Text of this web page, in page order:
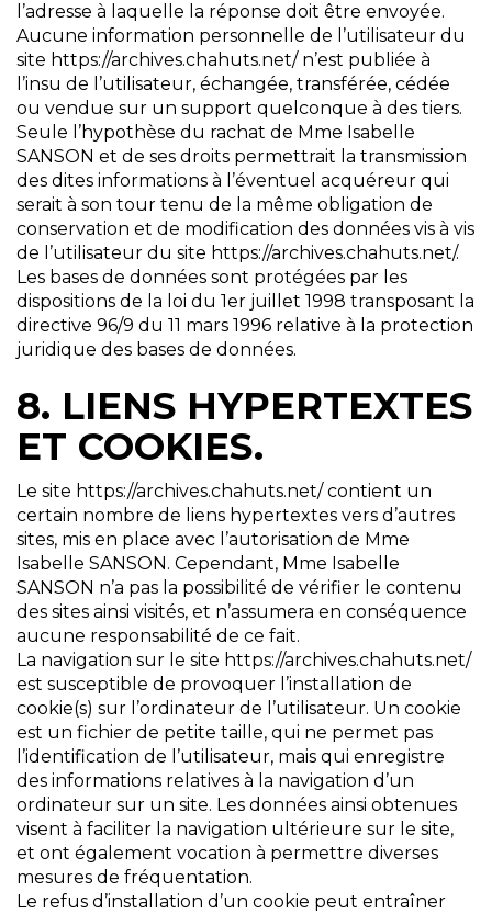
l’adresse à laquelle la réponse doit être envoyée.
Aucune information personnelle de l’utilisateur du
site https://archives.chahuts.net/ n’est publiée à
l’insu de l’utilisateur, échangée, transférée, cédée
ou vendue sur un support quelconque à des tiers.
Seule l’hypothèse du rachat de Mme Isabelle
SANSON et de ses droits permettrait la transmission
des dites informations à l’éventuel acquéreur qui
serait à son tour tenu de la même obligation de
conservation et de modification des données vis à vis
de l’utilisateur du site https://archives.chahuts.net/.
Les bases de données sont protégées par les
dispositions de la loi du 1er juillet 1998 transposant la
directive 96/9 du 11 mars 1996 relative à la protection
juridique des bases de données.
8. LIENS HYPERTEXTES
ET COOKIES.
Le site https://archives.chahuts.net/ contient un
certain nombre de liens hypertextes vers d’autres
sites, mis en place avec l’autorisation de Mme
Isabelle SANSON. Cependant, Mme Isabelle
SANSON n’a pas la possibilité de vérifier le contenu
des sites ainsi visités, et n’assumera en conséquence
aucune responsabilité de ce fait.
La navigation sur le site https://archives.chahuts.net/
est susceptible de provoquer l’installation de
cookie(s) sur l’ordinateur de l’utilisateur. Un cookie
est un fichier de petite taille, qui ne permet pas
l’identification de l’utilisateur, mais qui enregistre
des informations relatives à la navigation d’un
ordinateur sur un site. Les données ainsi obtenues
visent à faciliter la navigation ultérieure sur le site,
et ont également vocation à permettre diverses
mesures de fréquentation.
Le refus d’installation d’un cookie peut entraîner